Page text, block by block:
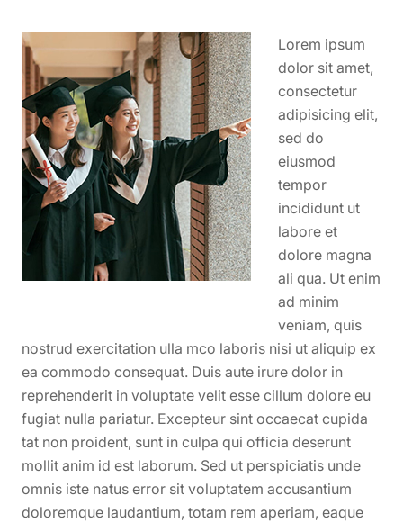
Lorem ipsum
dolor sit amet,
consectetur
adipisicing elit,
sed do
eiusmod
tempor
incididunt ut
labore et
dolore magna
ali qua. Ut enim
ad minim
veniam, quis
nostrud exercitation ulla mco laboris nisi ut aliquip ex
ea commodo consequat. Duis aute irure dolor in
reprehenderit in voluptate velit esse cillum dolore eu
fugiat nulla pariatur. Excepteur sint occaecat cupida
tat non proident, sunt in culpa qui officia deserunt
mollit anim id est laborum. Sed ut perspiciatis unde
omnis iste natus error sit voluptatem accusantium
doloremque laudantium, totam rem aperiam, eaque